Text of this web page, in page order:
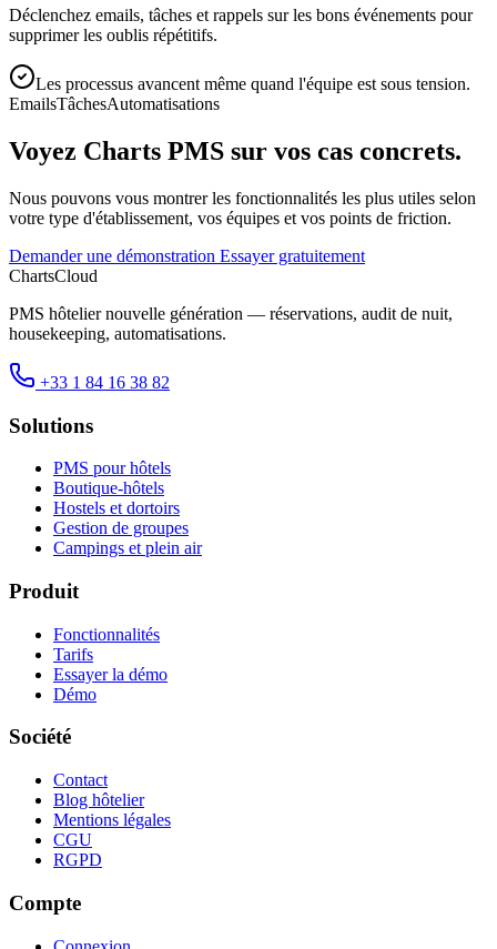
Déclenchez emails, tâches et rappels sur les bons événements pour
supprimer les oublis répétitifs.
Les processus avancent même quand l'équipe est sous tension.
EmailsTâchesAutomatisations
Voyez Charts PMS sur vos cas concrets.
Nous pouvons vous montrer les fonctionnalités les plus utiles selon
votre type d'établissement, vos équipes et vos points de friction.
Demander une démonstration Essayer gratuitement
ChartsCloud
PMS hôtelier nouvelle génération — réservations, audit de nuit,
housekeeping, automatisations.
+33 1 84 16 38 82
Solutions
PMS pour hôtels
Boutique-hôtels
Hostels et dortoirs
Gestion de groupes
Campings et plein air
Produit
Fonctionnalités
Tarifs
Essayer la démo
Démo
Société
Contact
Blog hôtelier
Mentions légales
CGU
RGPD
Compte